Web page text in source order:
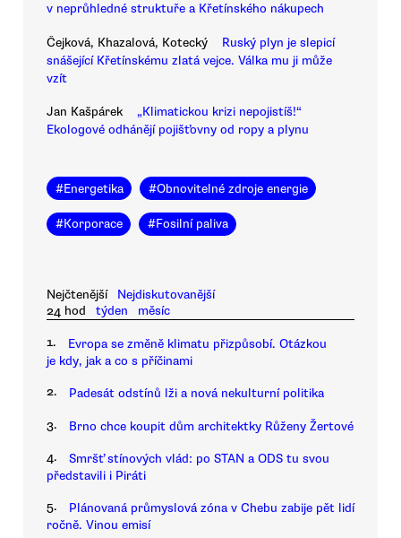
v neprůhledné struktuře a Křetínského nákupech
Čejková, Khazalová, Kotecký
Ruský plyn je slepicí
snášející Křetínskému zlatá vejce. Válka mu ji může
vzít
Jan Kašpárek
„Klimatickou krizi nepojistíš!“
Ekologové odhánějí pojišťovny od ropy a plynu
#Energetika #Obnovitelné zdroje energie
#Korporace #Fosilní paliva
Nejčtenější
Nejdiskutovanější
24 hod
týden měsíc
1.
Evropa se změně klimatu přizpůsobí. Otázkou
je kdy, jak a co s příčinami
2. Padesát odstínů lži a nová nekulturní politika
3. Brno chce koupit dům architektky Růženy Žertové
4.
Smršť stínových vlád: po STAN a ODS tu svou
představili i Piráti
5.
Plánovaná průmyslová zóna v Chebu zabije pět lidí
ročně. Vinou emisí